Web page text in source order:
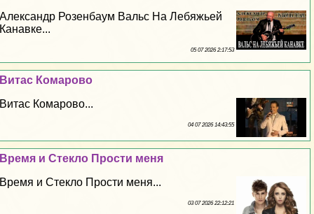
Александр Розенбаум Вальс На Лебяжьей
Канавке...
05 07 2026 2:17:53
Витас Комарово
Витас Комарово...
04 07 2026 14:43:55
Время и Стекло Прости меня
Время и Стекло Прости меня...
03 07 2026 22:12:21